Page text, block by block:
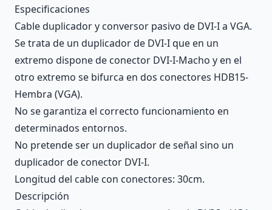
Description
Especificaciones
Cable duplicador y conversor pasivo de DVI-I a VGA.
Se trata de un duplicador de DVI-I que en un
extremo dispone de conector DVI-I-Macho y en el
otro extremo se bifurca en dos conectores HDB15-
Hembra (VGA).
No se garantiza el correcto funcionamiento en
determinados entornos.
No pretende ser un duplicador de señal sino un
duplicador de conector DVI-I.
Longitud del cable con conectores: 30cm.
Descripción